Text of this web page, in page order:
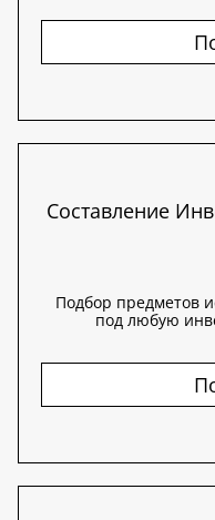
Составление
Подбор предметов
под любую